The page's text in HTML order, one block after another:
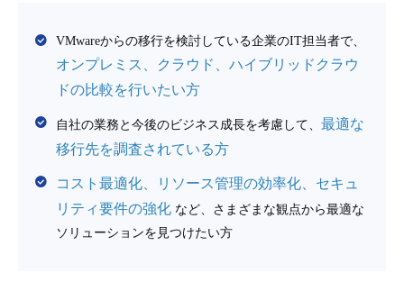
VMwareからの移行を検討している企業のIT担当者で、
オンプレミス、クラウド、ハイブリッドクラウ
ドの比較を行いたい方
自社の業務と今後のビジネス成長を考慮して、 最適な
移行先を調査されている方
コスト最適化、リソース管理の効率化、セキュ
リティ要件の強化 など、さまざまな観点から最適な
ソリューションを見つけたい方